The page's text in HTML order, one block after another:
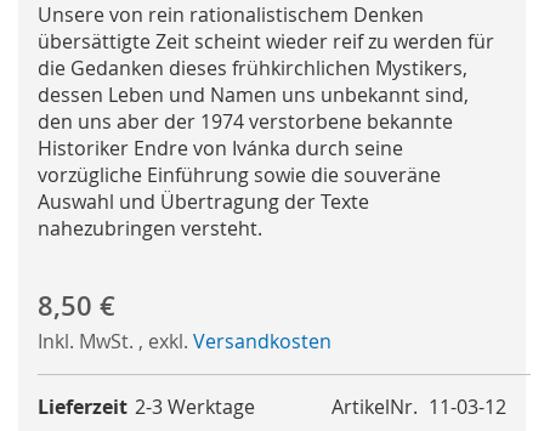
images
gallery
Unsere von rein rationalistischem Denken
übersättigte Zeit scheint wieder reif zu werden für
die Gedanken dieses frühkirchlichen Mystikers,
dessen Leben und Namen uns unbekannt sind,
den uns aber der 1974 verstorbene bekannte
Historiker Endre von Ivánka durch seine
vorzügliche Einführung sowie die souveräne
Auswahl und Übertragung der Texte
nahezubringen versteht.
8,50 €
Inkl. MwSt. , exkl. Versandkosten
ArtikelNr. 11-03-12
Lieferzeit 2-3 Werktage